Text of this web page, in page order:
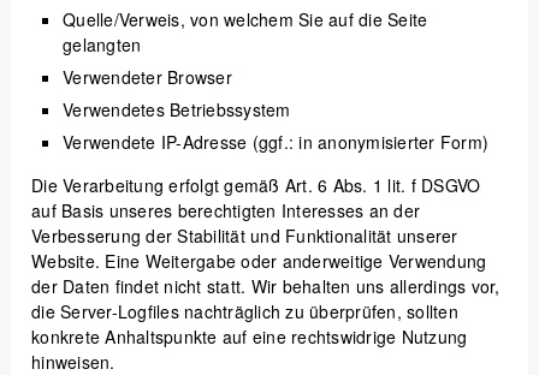
Quelle/Verweis, von welchem Sie auf die Seite
gelangten
Verwendeter Browser
Verwendetes Betriebssystem
Verwendete IP-Adresse (ggf.: in anonymisierter Form)
Die Verarbeitung erfolgt gemäß Art. 6 Abs. 1 lit. f DSGVO
auf Basis unseres berechtigten Interesses an der
Verbesserung der Stabilität und Funktionalität unserer
Website. Eine Weitergabe oder anderweitige Verwendung
der Daten findet nicht statt. Wir behalten uns allerdings vor,
die Server-Logfiles nachträglich zu überprüfen, sollten
konkrete Anhaltspunkte auf eine rechtswidrige Nutzung
hinweisen.